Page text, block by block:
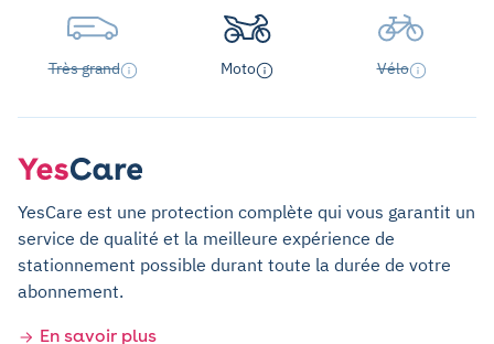
Très grand Moto Vélo
YesCare est une protection complète qui vous garantit un
service de qualité et la meilleure expérience de
stationnement possible durant toute la durée de votre
abonnement.
En savoir plus